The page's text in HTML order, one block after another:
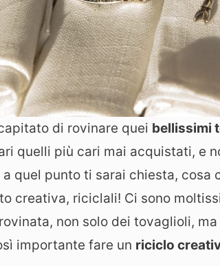
di rovinare quei bellissimi
quelli più cari mai acquistati, e
quel punto ti sarai chiesta, cosa
creativa, riciclali! Ci sono
rovinata, non solo dei tovaglioli,
importante fare un riciclo